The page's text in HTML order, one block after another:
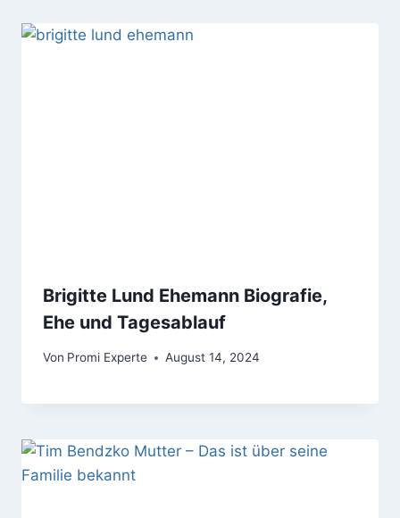
Brigitte Lund Ehemann Biografie,
Ehe und Tagesablauf
Von Promi Experte August 14, 2024